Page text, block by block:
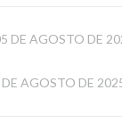
DE AGOSTO DE
AGOSTO DE